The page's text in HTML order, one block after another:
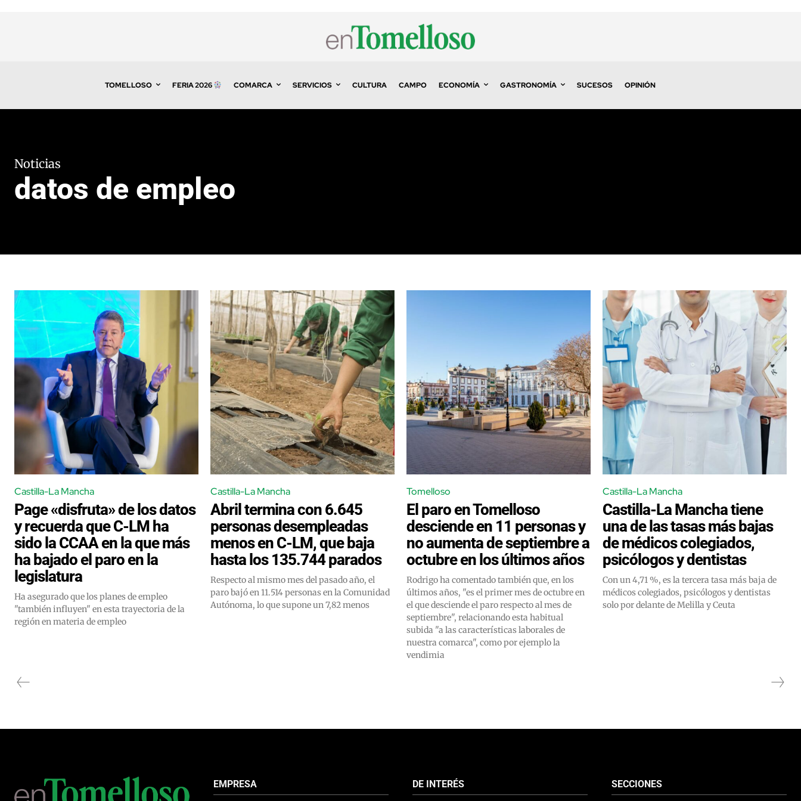
TOMELLOSO FERIA 2026 COMARCA SERVICIOS CULTURA CAMPO ECONOMÍA GASTRONOMÍA SUCESOS OPINIÓN
Noticias
datos de empleo
Castilla-La Mancha
Page «disfruta» de los datos
y recuerda que C-LM ha
sido la CCAA en la que más
ha bajado el paro en la
legislatura
Ha asegurado que los planes de empleo
"también influyen" en esta trayectoria de la
región en materia de empleo
Castilla-La Mancha
Abril termina con 6.645
personas desempleadas
menos en C-LM, que baja
hasta los 135.744 parados
Respecto al mismo mes del pasado año, el
paro bajó en 11.514 personas en la Comunidad
Autónoma, lo que supone un 7,82 menos
Tomelloso
El paro en Tomelloso
desciende en 11 personas y
no aumenta de septiembre a
octubre en los últimos años
Rodrigo ha comentado también que, en los
últimos años, "es el primer mes de octubre en
el que desciende el paro respecto al mes de
septiembre", relacionando esta habitual
subida "a las características laborales de
nuestra comarca", como por ejemplo la
vendimia
Castilla-La Mancha
Castilla-La Mancha tiene
una de las tasas más bajas
de médicos colegiados,
psicólogos y dentistas
Con un 4,71 %, es la tercera tasa más baja de
médicos colegiados, psicólogos y dentistas
solo por delante de Melilla y Ceuta
EMPRESA DE INTERÉS SECCIONES